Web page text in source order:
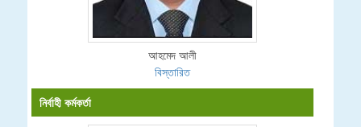
আহমেদ আলী
বিস্তারিত
নির্বাহী কর্মকর্তা